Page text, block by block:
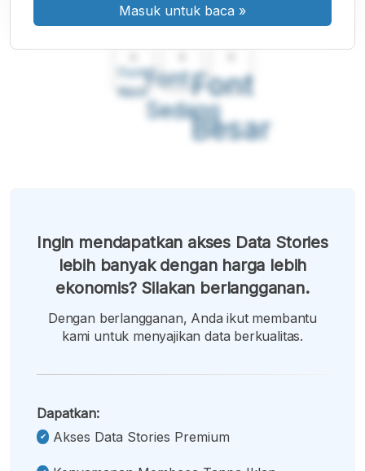
Font
Kecil
Font
Sedang
Font
Besar
Masuk untuk baca »
Ingin mendapatkan akses Data Stories
lebih banyak dengan harga lebih
ekonomis? Silakan berlangganan.
Dengan berlangganan, Anda ikut membantu
kami untuk menyajikan data berkualitas.
Dapatkan:
Akses Data Stories Premium